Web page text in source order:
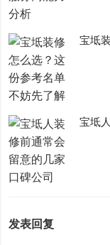
宝坻
宝坻
发表回复